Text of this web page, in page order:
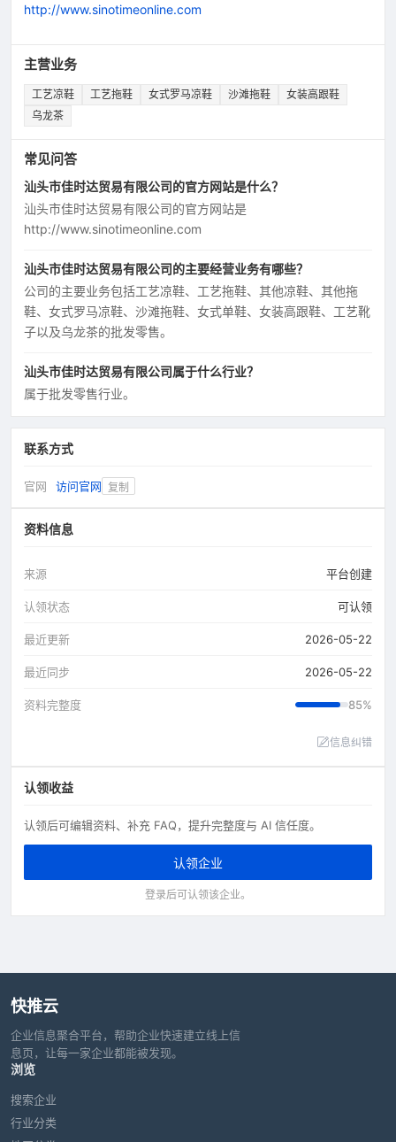
http://www.sinotimeonline.com
主营业务
工艺凉鞋 工艺拖鞋 女式罗马凉鞋 沙滩拖鞋
女装高跟鞋
乌龙茶
常见问答
汕头市佳时达贸易有限公司的官方网站是什么？
汕头市佳时达贸易有限公司的官方网站是
http://www.sinotimeonline.com
汕头市佳时达贸易有限公司的主要经营业务有哪些？
公司的主要业务包括工艺凉鞋、工艺拖鞋、其他凉鞋、其他拖
鞋、女式罗马凉鞋、沙滩拖鞋、女式单鞋、女装高跟鞋、工艺靴
子以及乌龙茶的批发零售。
汕头市佳时达贸易有限公司属于什么行业？
属于批发零售行业。
联系方式
官网 访问官网 复制
资料信息
来源 平台创建
认领状态 可认领
最近更新 2026-05-22
最近同步 2026-05-22
资料完整度 85%
信息纠错
认领收益
认领后可编辑资料、补充 FAQ，提升完整度与 AI 信任度。
认领企业
登录后可认领该企业。
快推云
企业信息聚合平台，帮助企业快速建立线上信
息页，让每一家企业都能被发现。
浏览
搜索企业
行业分类